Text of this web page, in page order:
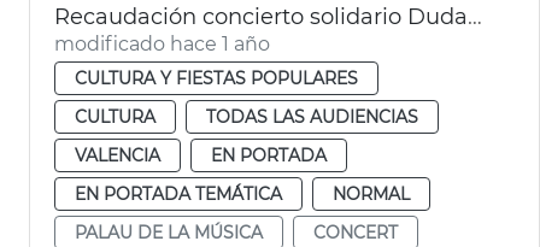
Recaudación concierto solidario Dudamel
modificado hace 1 año
CULTURA Y FIESTAS POPULARES
CULTURA
TODAS LAS AUDIENCIAS
VALENCIA
EN PORTADA
EN PORTADA TEMÁTICA
NORMAL
PALAU DE LA MÚSICA
CONCERT